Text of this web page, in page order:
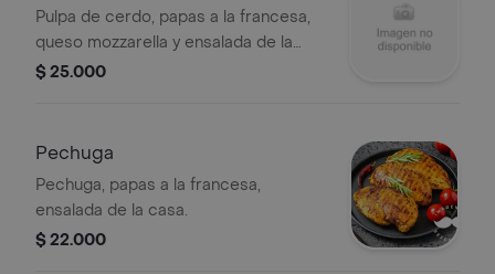
Pulpa de cerdo, papas a la francesa,
queso mozzarella y ensalada de la
casa.
$ 25.000
Pechuga
Pechuga, papas a la francesa,
ensalada de la casa.
$ 22.000